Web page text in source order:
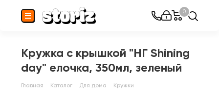
0
Кружка с крышкой "НГ Shining
day" елочка, 350мл, зеленый
Главная Каталог Для дома Кружки